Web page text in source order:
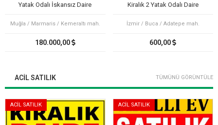
Yatak Odalı İskansız Daire
Muğla / Marmaris / Kemeraltı mah.
180.000,00
Kiralık 2 Yatak Odalı Daire
İzmir / Buca / Adatepe mah.
600,00
ACIL SATILIK TÜMÜNÜ GÖRÜNTÜLE
ACİL SATILIK ACİL SATILIK